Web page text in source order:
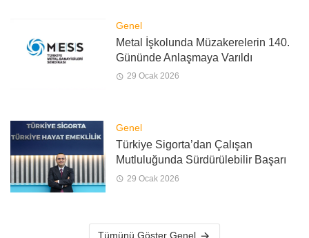
Genel
Metal İşkolunda Müzakerelerin 140.
Gününde Anlaşmaya Varıldı
29 Ocak 2026
Genel
Türkiye Sigorta’dan Çalışan
Mutluluğunda Sürdürülebilir Başarı
29 Ocak 2026
Tümünü Göster Genel